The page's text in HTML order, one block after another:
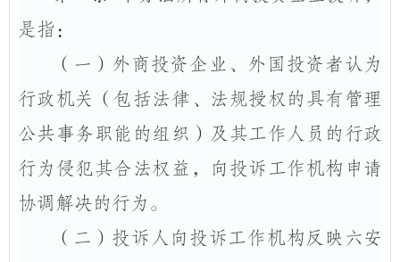
是指：
（一）外商投资企业、外国投资者认为
行政机关（包括法律、法规授权的具有管理
公共事务职能的组织）及其工作人员的行政
行为侵犯其合法权益，向投诉工作机构申请
协调解决的行为。
（二）投诉人向投诉工作机构反映六安